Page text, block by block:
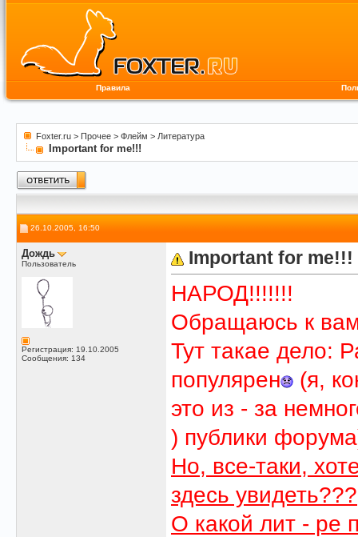
Правила
Foxter.ru > Прочее > Флейм > Литература
Important for me!!!
26.10.2005, 16:50
Дождь
Пользователь
Регистрация: 19.10.2005
Сообщения: 134
Important for me!!!
НАРОД!!!!!!!
Обращаюсь к
Тут такае дело:
популярен
(я,
это из - за
) публики
Но, все-таки,
здесь увидеть???
О какой лит - ре